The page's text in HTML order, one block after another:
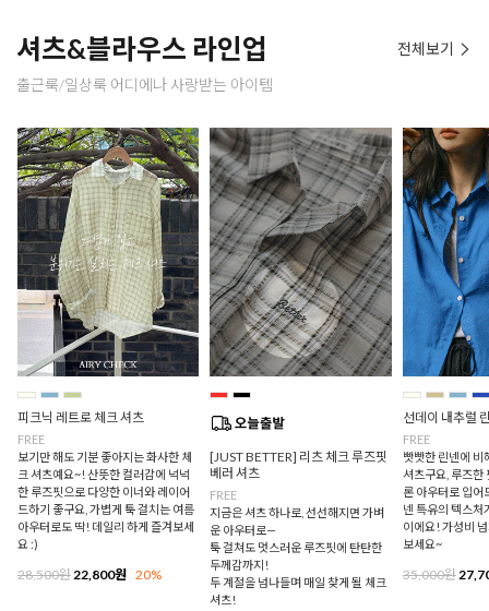
셔츠&블라우스 라인업
출근룩/일상룩 어디에나 사랑받는 아이템
전체보기
피크닉 레트로 체크 셔츠
FREE
보기만 해도 기분 좋아지는 화사한 체
크 셔츠예요~! 산뜻한 컬러감에 넉넉
한 루즈핏으로 다양한 이너와 레이어
드하기 좋구요, 가볍게 툭 걸치는 여름
아우터로도 딱! 데일리 하게 즐겨보세
요 :)
28,500원 22,800원 20%
[JUST BETTER] 리츠 체크 루즈핏
베러 셔츠
FREE
지금은 셔츠 하나로, 선선해지면 가벼
운 아우터로—
툭 걸쳐도 멋스러운 루즈핏에 탄탄한
두께감까지!
두 계절을 넘나들며 매일 찾게 될 체크
셔츠!
선데이 내추럴
FREE
빳빳한 린넨에 비
셔츠구요, 루즈한
론 아우터로 입어
넨 특유의 텍스처
이에요! 가성비
보세요~
35,000원